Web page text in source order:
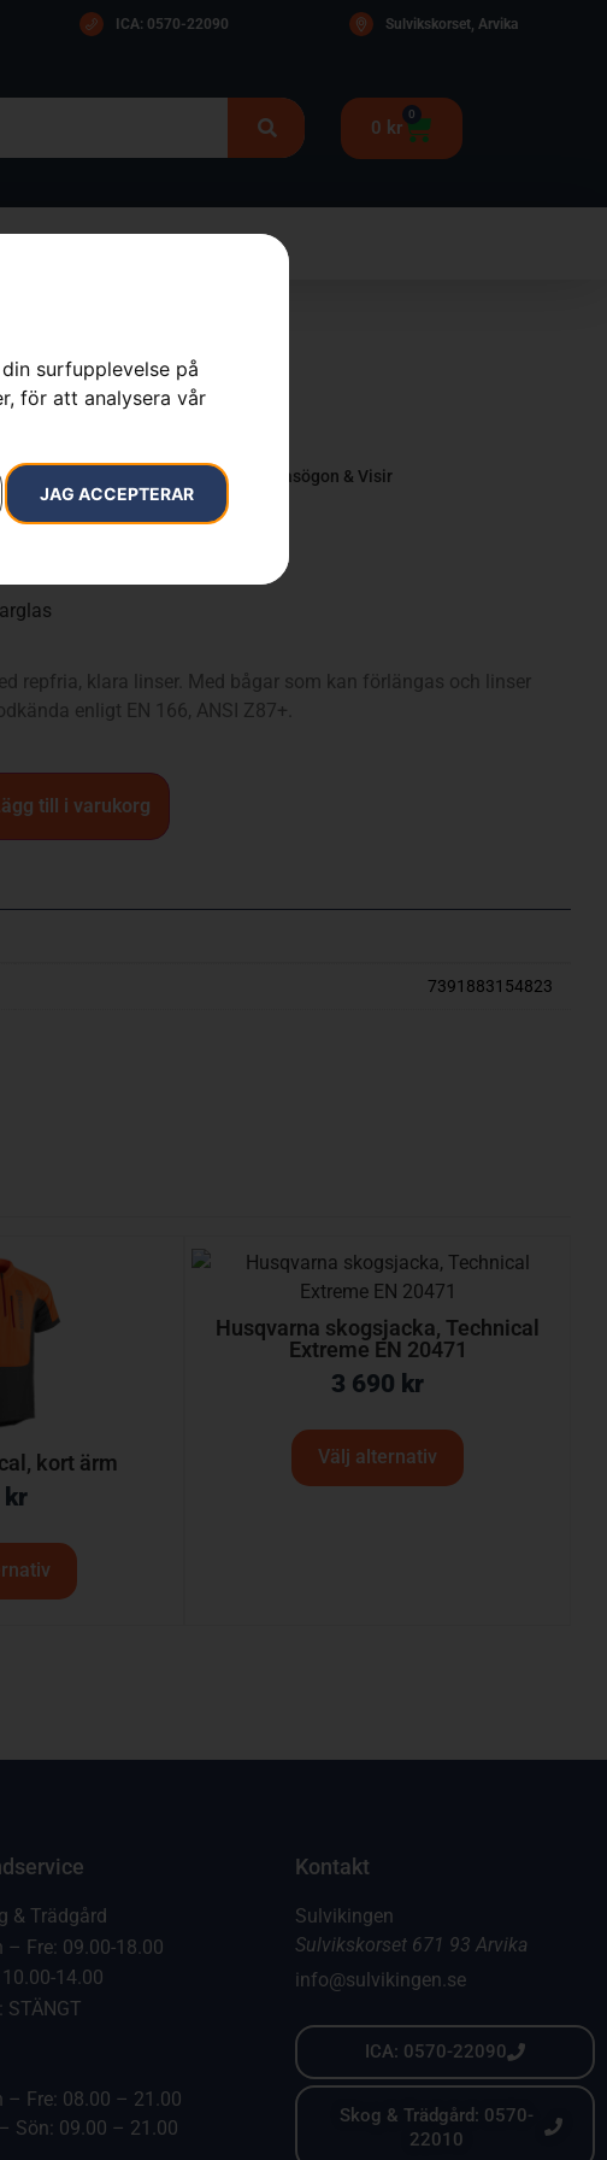
surfupplevelse på
för att analysera vår
JAG ACCEPTERAR
ICA: 0570-22090 Sulvikskorset, Arvika
0 kr
0
Clear X
& tillbehör
Skyddsglasögon & Visir
repfria, klara linser. Med bågar som kan förlängas och linser
enligt EN 166, ANSI Z87+.
till i varukorg
7391883154823
kort ärm
kr
Husqvarna skogsjacka, Technical
Extreme EN 20471
3 690 kr
Välj alternativ
& Trädgård
– Fre: 09.00-18.00
10.00-14.00
STÄNGT
– Fre: 08.00 – 21.00
Sön: 09.00 – 21.00
Kontakt
Sulvikingen
Sulvikskorset 671 93 Arvika
info@sulvikingen.se
ICA: 0570-22090
Skog & Trädgård: 0570-
22010